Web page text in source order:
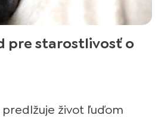
pre starostlivosť o
život ľuďom